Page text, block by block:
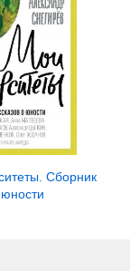
Сборник